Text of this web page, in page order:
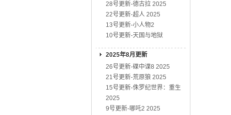
28号更新-德古拉 2025
22号更新-超人 2025
13号更新-小人物2
10号更新-天国与地狱
2025年8月更新
26号更新-碟中谍8 2025
21号更新-荒原狼 2025
15号更新-侏罗纪世界：重生
2025
9号更新-哪吒2 2025